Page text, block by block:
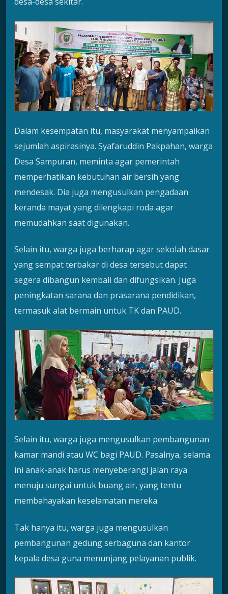
Dalam kesempatan itu, masyarakat menyampaikan
sejumlah aspirasinya. Syafaruddin Pakpahan, warga
Desa Sampuran, meminta agar pemerintah
memperhatikan kebutuhan air bersih yang
mendesak. Dia juga mengusulkan pengadaan
keranda mayat yang dilengkapi roda agar
memudahkan saat digunakan.
Selain itu, warga juga berharap agar sekolah dasar
yang sempat terbakar di desa tersebut dapat
segera dibangun kembali dan difungsikan. Juga
peningkatan sarana dan prasarana pendidikan,
termasuk alat bermain untuk TK dan PAUD.
Selain itu, warga juga mengusulkan pembangunan
kamar mandi atau WC bagi PAUD. Pasalnya, selama
ini anak-anak harus menyeberangi jalan raya
menuju sungai untuk buang air, yang tentu
membahayakan keselamatan mereka.
Tak hanya itu, warga juga mengusulkan
pembangunan gedung serbaguna dan kantor
kepala desa guna menunjang pelayanan publik.